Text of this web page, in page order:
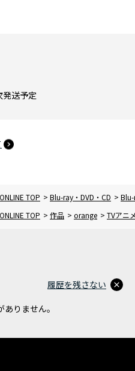
発送予定
TOP > Blu-ray・DVD・CD >
TOP > 作品 > orange > TVアニ
りません。
履歴を残さない